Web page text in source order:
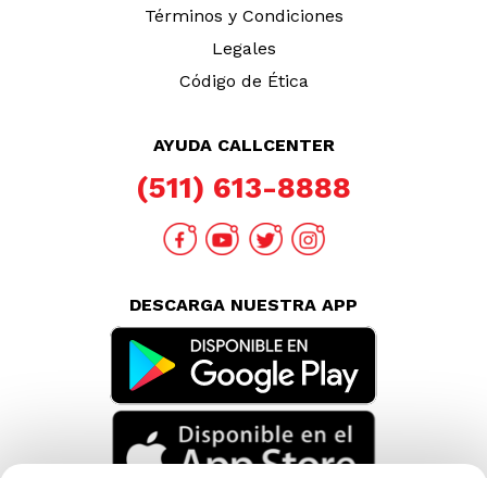
Términos y Condiciones
Legales
Código de Ética
AYUDA CALLCENTER
(511) 613-8888
DESCARGA NUESTRA APP